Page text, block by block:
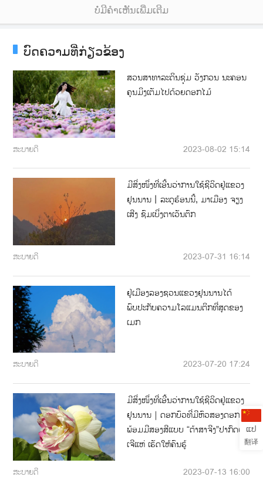
ບໍ່ມີຄໍາເຫັນເພີ່ມເຕີມ
ບົດຄວາມທີ່ກ່ຽວຂ້ອງ
ສວນສາທາລະດິນຊຸ່ມ ວັງກວນ ນະຄອນ
ຄຸນມິງເຕັມໄປດ້ວຍດອກໄມ້
ສະບາຍດີ 2023-08-02 15:14
ມີສິ່ງໜຶ່ງທີ່ເອີ້ນວ່າການໃຊ້ຊີວິດຢູ່ແຂວງ
ຢຸນນານ丨ລະດູຮ້ອນນີ້, ມາເມືອງ ຈຽງ
ເສີງ ຊົມເບິ່ງຕາເວັນຕົກ
ສະບາຍດີ 2023-07-31 16:14
ຢູ່ເມືອງລອງຊວນແຂວງຢຸນນານໄດ້
ພົບປະກັບຄວາມໂລແມນຕິກທີ່ສຸດຂອງ
ເມກ
ສະບາຍດີ 2023-07-20 17:24
ມີສິ່ງໜຶ່ງທີ່ເອີ້ນວ່າການໃຊ້ຊີວິດຢູ່ແຂວງ
ຢຸນນານ｜ດອກບົວທີ່ມີຫົວສອງດອກ
ພ້ອມມີສອງສີແບບ “ຕ້າສາຈີງ”ປາກົດຢູ່ພູ
ເຈີແຫ່ ເຮັດໃຫ້ຄົນຮູ້
ສະບາຍດີ 2023-07-13 16:00
ແປ
翻译